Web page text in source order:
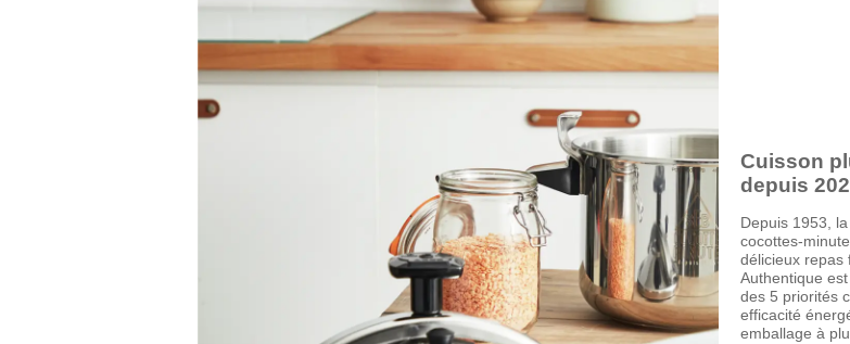
Cuisson
depuis
Depuis 1953,
cocottes-
délicieux repas
Authentique
des 5 priorités
efficacité
emballage à